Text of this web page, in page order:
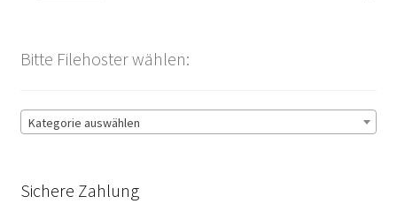
Bitte Filehoster wählen:
Kategorie auswählen
Sichere Zahlung